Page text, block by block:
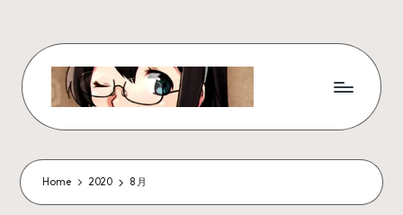
content
W
x
z
Home 2020 8 月